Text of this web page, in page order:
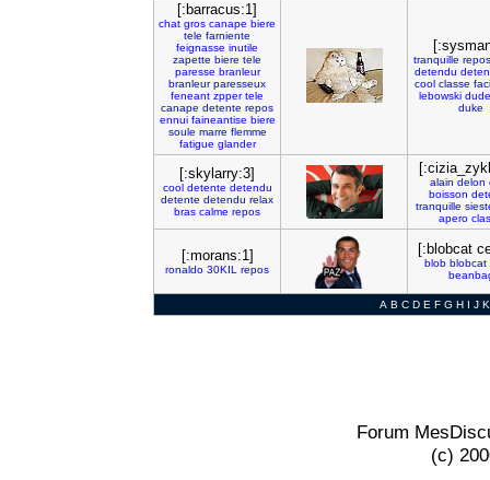
[:barracus:1]
chat gros canape biere
tele farniente
feignasse inutile
zapette biere tele
paresse branleur
branleur paresseux
feneant zpper tele
canape detente repos
ennui faineantise biere
soule marre flemme
fatigue glander
tranquille
detendu
cool classe
lebowski dude
duke
[:skylarry:3]
cool detente detendu
detente detendu relax
bras calme repos
alain delon
boisson
tranquille
apero
[:morans:1]
ronaldo 30KIL repos
[:blobcat
blob blobcat
A B C D E F G H I J K
Forum
(c)